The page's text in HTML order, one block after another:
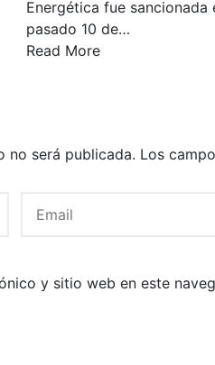
Energética fue sancionada
pasado 10 de…
Read More
no será publicada. Los
y sitio web en este